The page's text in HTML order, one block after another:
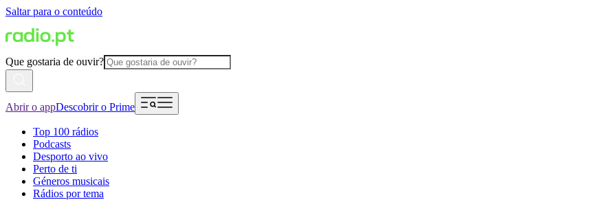
Saltar para o conteúdo
Que gostaria de ouvir?
Abrir o appDescobrir o Prime
Top 100 rádios
Podcasts
Desporto ao vivo
Perto de ti
Géneros musicais
Rádios por tema